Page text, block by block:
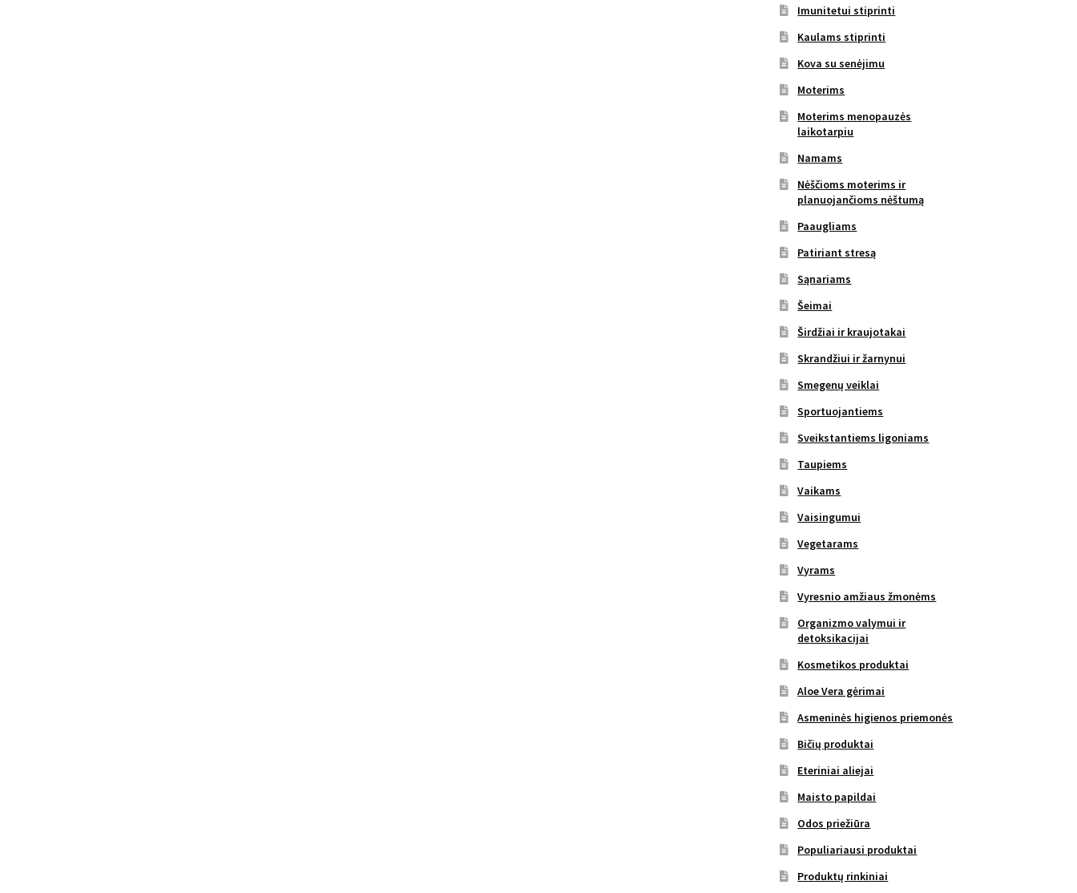
Imunitetui stiprinti
Kaulams stiprinti
Kova su senėjimu
Moterims
Moterims menopauzės
laikotarpiu
Namams
Nėščioms moterims ir
planuojančioms nėštumą
Paaugliams
Patiriant stresą
Sąnariams
Šeimai
Širdžiai ir kraujotakai
Skrandžiui ir žarnynui
Smegenų veiklai
Sportuojantiems
Sveikstantiems ligoniams
Taupiems
Vaikams
Vaisingumui
Vegetarams
Vyrams
Vyresnio amžiaus žmonėms
Organizmo valymui ir
detoksikacijai
Kosmetikos produktai
Aloe Vera gėrimai
Asmeninės higienos priemonės
Bičių produktai
Eteriniai aliejai
Maisto papildai
Odos priežiūra
Populiariausi produktai
Produktų rinkiniai